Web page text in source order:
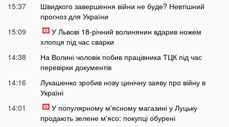
15:37
Швидкого завершення війни не буде? Невтішний
прогноз для України
15:09
У Львові 18-річний волинянин вдарив ножем
хлопця під час сварки
14:38
На Волині чоловік побив працівника ТЦК під час
перевірки документів
14:16
Лукашенко зробив нову цинічну заяву про війну в
Україні
14:01
У популярному м'ясному магазині у Луцьку
продають зелене м'ясо: покупці обурені